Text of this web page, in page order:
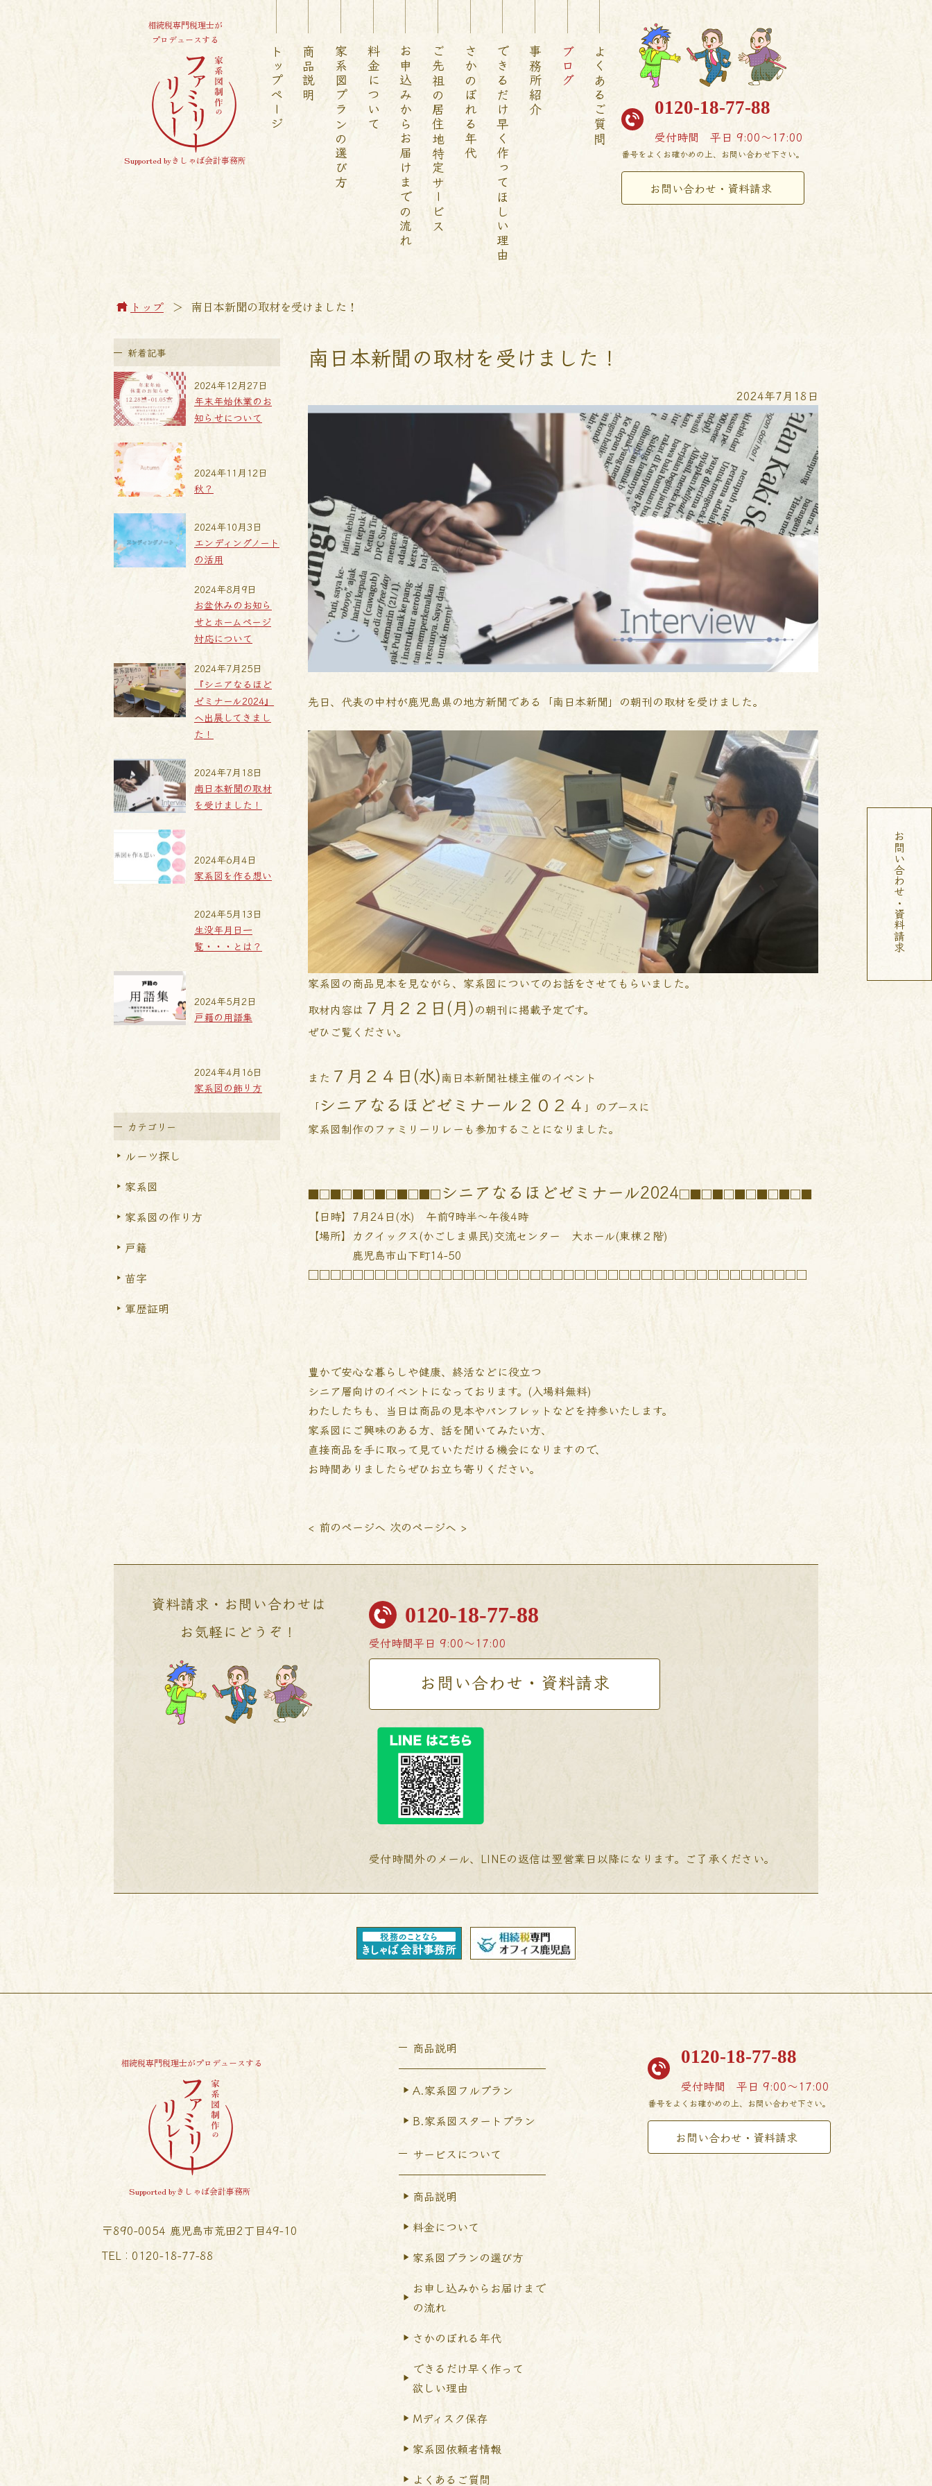
相続税専門税理士が
プロデュースする
Supported byきしゃば会計事務所
トップページ 商品説明 家系図プランの選び方 料金について お申込みからお届けまでの流れご先祖の居住地特定サービスさかのぼれる年代できるだけ早く作ってほしい理由 事務所紹介 ブログ よくあるご質問 0120-18-77-88
受付時間 平日 9:00〜17:00
番号をよくお確かめの上、お問い合わせ下さい。
お問い合わせ・資料請求
トップ ＞ 南日本新聞の取材を受けました！
新着記事
年末年始休業のお
知らせについて
2024年12月27日
秋？
2024年11月12日
エンディングノート
の活用
2024年10月3日
お盆休みのお知ら
せとホームページ
対応について
2024年8月9日
『シニアなるほど
ゼミナール2024』
へ出展してきまし
た！
2024年7月25日
南日本新聞の取材
を受けました！
2024年7月18日
家系図を作る想い
2024年6月4日
生没年月日一
覧・・・とは？
2024年5月13日
戸籍の用語集
2024年5月2日
家系図の飾り方
2024年4月16日
カテゴリー
ルーツ探し
家系図
家系図の作り方
戸籍
苗字
軍歴証明
南日本新聞の取材を受けました！
2024年7月18日
先日、代表の中村が鹿児島県の地方新聞である「南日本新聞」の朝刊の取材を受けました。
家系図の商品見本を見ながら、家系図についてのお話をさせてもらいました。
取材内容は ７月２２日(月)の朝刊に掲載予定です。
ぜひご覧ください。
また ７月２４日(水)南日本新聞社様主催のイベント
「シニアなるほどゼミナール２０２４ 」のブースに
家系図制作のファミリーリレーも参加することになりました。
■□■□■□■□■□■□シニアなるほどゼミナール2024□■□■□■□■□■□■
【日時】7月24日(水) 午前9時半～午後4時
【場所】カクイックス(かごしま県民)交流センター 大ホール(東棟２階)
鹿児島市山下町14-50
□□□□□□□□□□□□□□□□□□□□□□□□□□□□□□□□□□□□□□□□□□□□□
豊かで安心な暮らしや健康、終活などに役立つ
シニア層向けのイベントになっております。(入場料無料)
わたしたちも、当日は商品の見本やパンフレットなどを持参いたします。
家系図にご興味のある方、話を聞いてみたい方、
直接商品を手に取って見ていただける機会になりますので、
お時間ありましたらぜひお立ち寄りください。
< 前のページへ 次のページへ >
資料請求・お問い合わせは
お気軽にどうぞ！
0120-18-77-88
受付時間平日 9:00〜17:00
お問い合わせ・資料請求
受付時間外のメール、LINEの返信は翌営業日以降になります。ご了承ください。
お問い合わせ・資料請求
相続税専門税理士がプロデュースする
Supported byきしゃば会計事務所
〒890-0054 鹿児島市荒田2丁目49-10
TEL︰0120-18-77-88
商品説明
A.家系図フルプラン
B.家系図スタートプラン
サービスについて
商品説明
料金について
家系図プランの選び方
お申し込みからお届けまで
の流れ
さかのぼれる年代
できるだけ早く作って
欲しい理由
Mディスク保存
家系図依頼者情報
よくあるご質問
0120-18-77-88
受付時間 平日 9:00〜17:00
番号をよくお確かめの上、お問い合わせ下さい。
お問い合わせ・資料請求